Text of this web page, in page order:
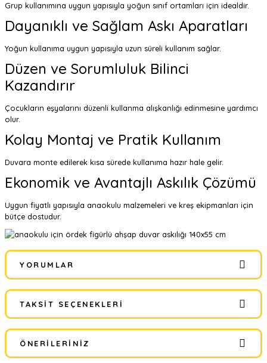
Grup kullanımına uygun yapısıyla yoğun sınıf ortamları için idealdir.
Dayanıklı ve Sağlam Askı Aparatları
Yoğun kullanıma uygun yapısıyla uzun süreli kullanım sağlar.
Düzen ve Sorumluluk Bilinci
Kazandırır
Çocukların eşyalarını düzenli kullanma alışkanlığı edinmesine yardımcı
olur.
Kolay Montaj ve Pratik Kullanım
Duvara monte edilerek kısa sürede kullanıma hazır hale gelir.
Ekonomik ve Avantajlı Askılık Çözümü
Uygun fiyatlı yapısıyla anaokulu malzemeleri ve kreş ekipmanları için
bütçe dostudur.
YORUMLAR
Bu ürüne ilk yorumu siz yapın!
Yorum Yaz
TAKSIT SEÇENEKLERI
ÖNERILERINIZ